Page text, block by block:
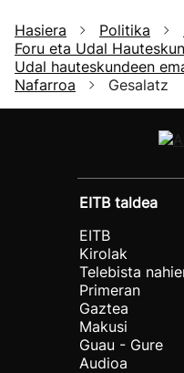
Hasiera Politika
Foru eta Udal
Udal hauteskundeen
Nafarroa
Gesalatz
EITB taldea
EITB
Kirolak
Telebista
Primeran
Gaztea
Makusi
Guau - Gure
Audioa